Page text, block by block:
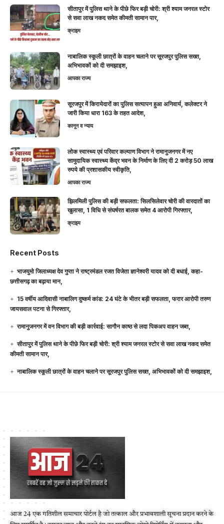
सीतापुर में पुलिस थाने के पीछे फिर बड़ी चोरी: श्री श्याम जनरल स्टोर
से सवा लाख नकद समेत कीमती सामान पार,
क्राइम
नाबालिक स्कूली छात्रों के वाहन चलाने पर सूरजपुर पुलिस सख्त,
अभिभावकों को दी समझाइश,
आपका राज्य
सूरजपुर में किरायेदारों का पुलिस सत्यापन हुआ अनिवार्य, कलेक्टर ने
जारी किया धारा 163 के तहत आदेश,
कानून व न्याय
लोक स्वास्थ्य एवं परिवार कल्याण विभाग ने रामानुजनगर में नए
सामुदायिक स्वास्थ्य केंद्र भवन के निर्माण के लिए दी 2 करोड़ 50 लाख
रुपये की प्रशासकीय स्वीकृति,
आपका राज्य
झिलमिली पुलिस की बड़ी सफलता: सिलसिलेवार चोरी की वारदातों का
खुलासा, 1 विधि से संघर्षरत बालक समेत 4 आरोपी गिरफ्तार,
क्राइम
Recent Posts
भाजयुमो जिलाध्यक्ष देव गुप्ता ने राष्ट्रमंडल रजत विजेता ज्ञानेश्वरी यादव को दी बधाई, कहा-
छत्तीसगढ़ का बढ़ाया मान,
15 वर्षीय आदिवासी नाबालिग दुष्कर्म कांड: 24 घंटे के भीतर बड़ी सफलता, फरार आरोपी तरुण
जायसवाल पटना से गिरफ्तार,
रामानुजनगर में वन विभाग की बड़ी कार्रवाई: सागौन काष्ठ से लदा पिकअप वाहन जब्त,
सीतापुर में पुलिस थाने के पीछे फिर बड़ी चोरी: श्री श्याम जनरल स्टोर से सवा लाख नकद समेत
कीमती सामान पार,
नाबालिक स्कूली छात्रों के वाहन चलाने पर सूरजपुर पुलिस सख्त, अभिभावकों को दी समझाइश,
आज 24 एक गतिशील समाचार पोर्टल है जो तत्काल और प्रभावशाली सूचना प्रदान करने के